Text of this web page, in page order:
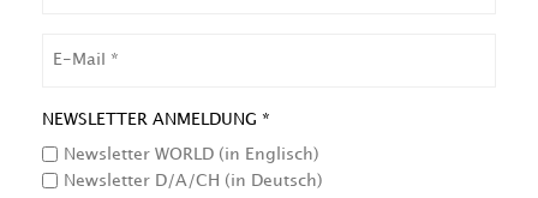
NEWSLETTER ANMELDUNG *
Newsletter WORLD (in Englisch)
Newsletter D/A/CH (in Deutsch)